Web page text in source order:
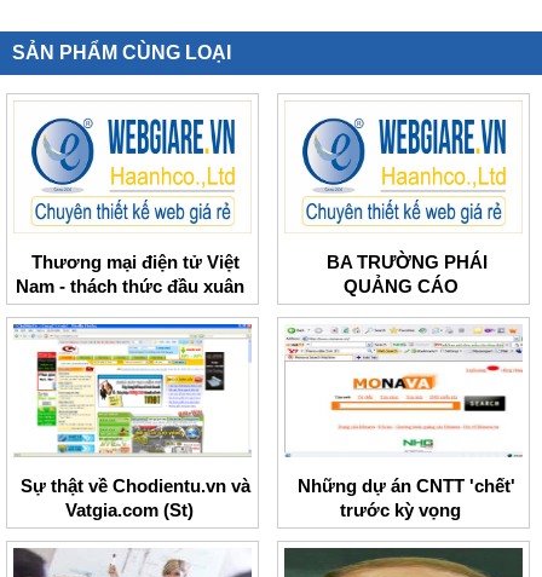
SẢN PHẨM CÙNG LOẠI
Thương mại điện tử Việt
Nam - thách thức đầu xuân
BA TRƯỜNG PHÁI
QUẢNG CÁO
Sự thật về Chodientu.vn và
Vatgia.com (St)
Những dự án CNTT 'chết'
trước kỳ vọng